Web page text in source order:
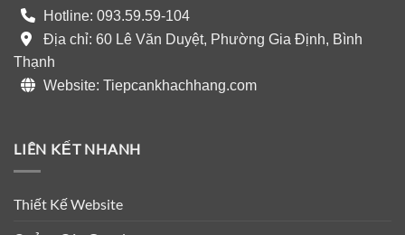
Hotline: 093.59.59-104
Địa chỉ: 60 Lê Văn Duyệt, Phường Gia Định, Bình
Thạnh
Website: Tiepcankhachhang.com
LIÊN KẾT NHANH
Thiết Kế Website